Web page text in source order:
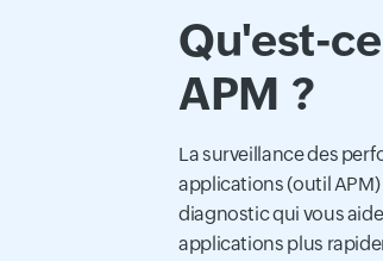
Qu'est-
APM ?
La surveillance des
applications (outil
diagnostic qui vous
applications plus